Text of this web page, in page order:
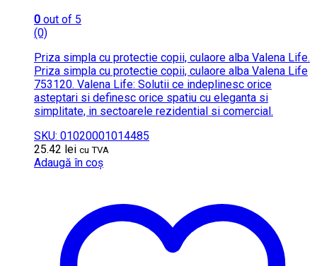
0 out of 5
(0)
Priza simpla cu protectie copii, culaore alba Valena Life.
Priza simpla cu protectie copii, culaore alba Valena Life
753120. Valena Life: Solutii ce indeplinesc orice
asteptari si definesc orice spatiu cu eleganta si
simplitate, in sectoarele rezidential si comercial.
SKU: 01020001014485
25.42 lei cu TVA
Adaugă în coș